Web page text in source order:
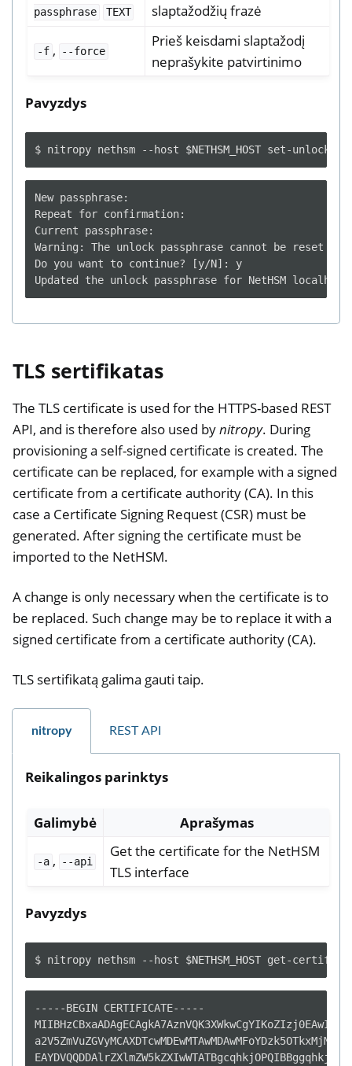
passphrase
TEXT
slaptažodžių frazė
-f , --force
Prieš keisdami slaptažodį
neprašykite patvirtinimo
Pavyzdys
$ nitropy nethsm --host $NETHSM_HOST
New passphrase:
Repeat for confirmation:
Current passphrase:
Warning: The unlock passphrase cannot be reset
Do you want to continue? [y/N]: y
TLS sertifikatas
The TLS certificate is used for the HTTPS-based REST
API, and is therefore also used bynitropy. During
provisioning a self-signed certificate is created. The
certificate can be replaced, for example with a signed
certificate from a certificate authority (CA). In this
case a Certificate Signing Request (CSR) must be
generated. After signing the certificate must be
imported to the NetHSM.
A change is only necessary when the certificate is to
be replaced. Such change may be to replace it with a
signed certificate from a certificate authority (CA).
TLS sertifikatą galima gauti taip.
nitropy REST API
Reikalingos parinktys
Galimybė Aprašymas
-a , --api
Get the certificate for the NetHSM
TLS interface
Pavyzdys
$ nitropy nethsm --host $NETHSM_HOST get-
-----BEGIN CERTIFICATE-----